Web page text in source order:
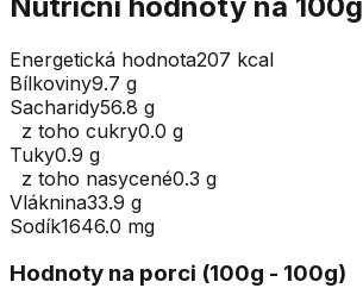
Energetická hodnota207 kcal
Bílkoviny9.7 g
Sacharidy56.8 g
z toho cukry0.0 g
Tuky0.9 g
z toho nasycené0.3 g
Vláknina33.9 g
Sodík1646.0 mg
Hodnoty na porci (100g - 100g)